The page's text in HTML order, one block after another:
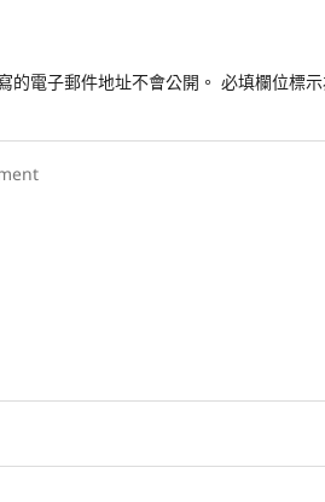
的電子郵件地址不會公開。 必填欄位標